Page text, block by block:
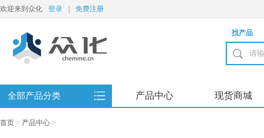
欢迎来到众化 登录 免费注册
找产品
全部产品分类 产品中心 现货商城
首页 > 产品中心 >